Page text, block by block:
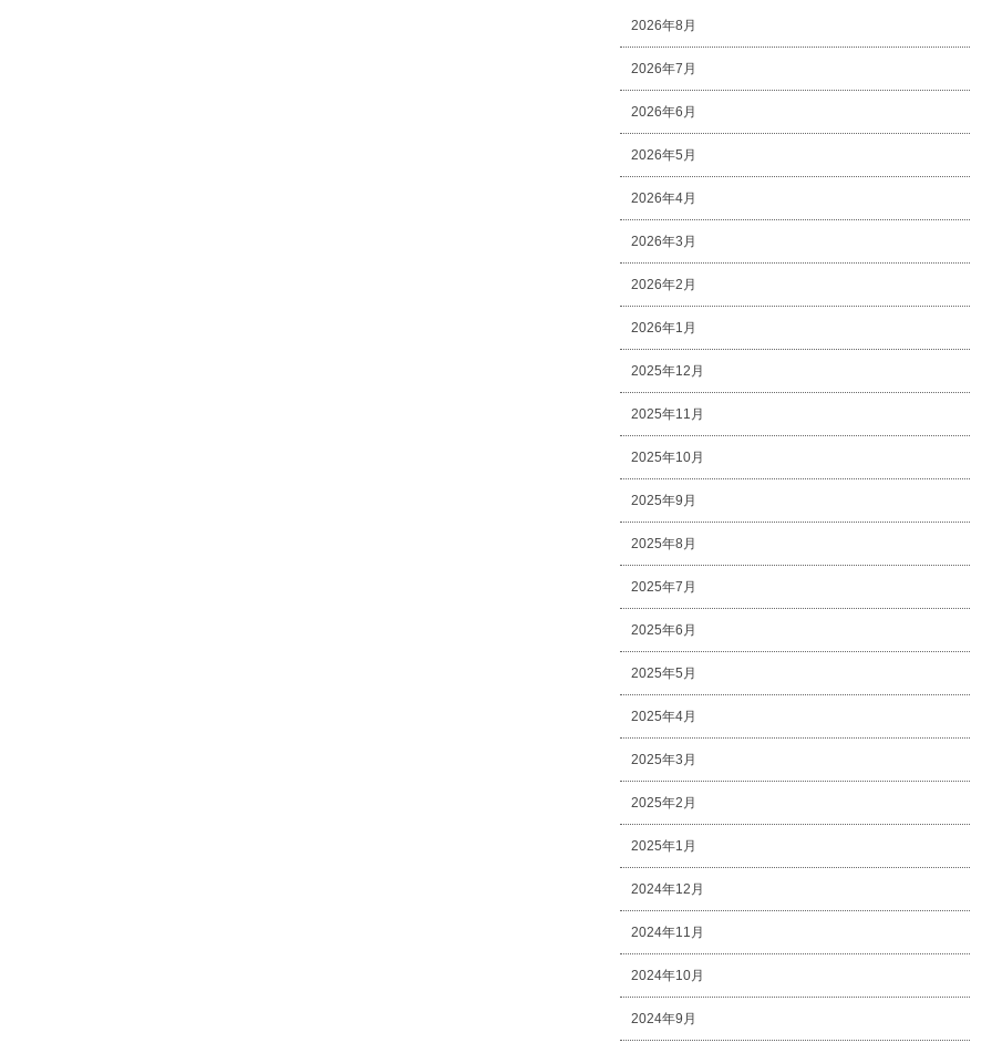
2026年8月
2026年7月
2026年6月
2026年5月
2026年4月
2026年3月
2026年2月
2026年1月
2025年12月
2025年11月
2025年10月
2025年9月
2025年8月
2025年7月
2025年6月
2025年5月
2025年4月
2025年3月
2025年2月
2025年1月
2024年12月
2024年11月
2024年10月
2024年9月